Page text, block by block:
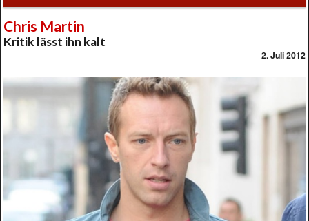
Chris Martin
Kritik lässt ihn kalt
2. Juli 2012